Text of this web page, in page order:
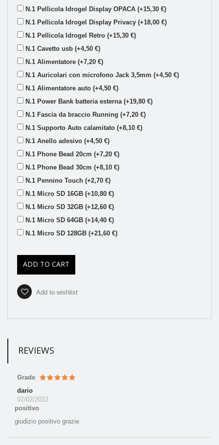
N.1 Pellicola Idrogel Display OPACA (+15,30 €)
N.1 Pellicola Idrogel Display Privacy (+18,00 €)
N.1 Pellicola Idrogel Retro (+15,30 €)
N.1 Cavetto usb (+4,50 €)
N.1 Alimentatore (+7,20 €)
N.1 Auricolari con microfono Jack 3,5mm (+4,50 €)
N.1 Alimentatore auto (+4,50 €)
N.1 Power Bank batteria esterna (+19,80 €)
N.1 Fascia da braccio Running (+7,20 €)
N.1 Supporto Auto calamitato (+8,10 €)
N.1 Anello adesivo (+4,50 €)
N.1 Phone Bead 20cm (+7,20 €)
N.1 Phone Bead 30cm (+8,10 €)
N.1 Pennino Touch (+2,70 €)
N.1 Micro SD 16GB (+10,80 €)
N.1 Micro SD 32GB (+12,60 €)
N.1 Micro SD 64GB (+14,40 €)
N.1 Micro SD 128GB (+21,60 €)
ADD TO CART
Add to wishlist
REVIEWS
Grade
dario
02/02/2022
positivo
giudizio positivo grazie